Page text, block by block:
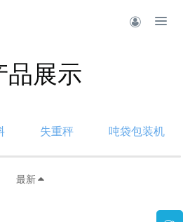
品展示
失重秤 吨袋包装机
最新